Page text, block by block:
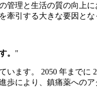
管理と生活の質の向上
引する大きな要因とな
。 "
ます。 2050 年までに
により、鎮痛薬へのア